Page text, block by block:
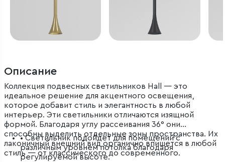
Описание
Коллекция подвесных светильников Hall — это
идеальное решение для акцентного освещения,
которое добавит стиль и элегантность в любой
интерьер. Эти светильники отличаются изящной
формой. Благодаря углу рассеивания 36° они
способны выделить отдельные зоны пространства. Их
лаконичный внешний вид органично впишется в любой
стиль — от классического до современного.
• Светильник подойдет для помещений с
различным уровнем потолка благодаря
регулируемой высоте.